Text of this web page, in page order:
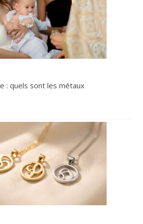
l'oxygénation
et la nutrition des tissus
un bien-être retrouvé.
Indications Activités au
ambiance humide :
jardinage, bricolage,
de l'arthrose et en
Précautions Contient du
latex de caoutchouc
Couleur: Anthracite;
20 cm, 25 cm, 30
Taille: M, L, XL, S, XXL
: quels sont les métaux